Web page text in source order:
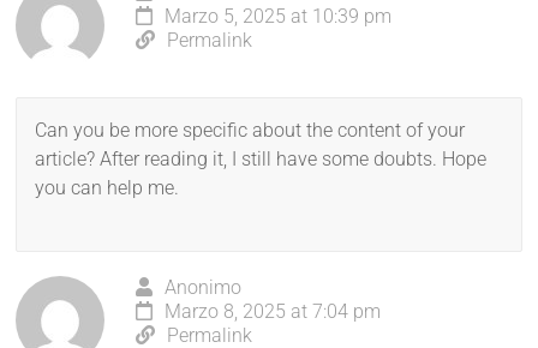
Marzo 5, 2025 at 10:39 pm
Permalink
Can you be more specific about the content of your
article? After reading it, I still have some doubts. Hope
you can help me.
Anonimo
Marzo 8, 2025 at 7:04 pm
Permalink